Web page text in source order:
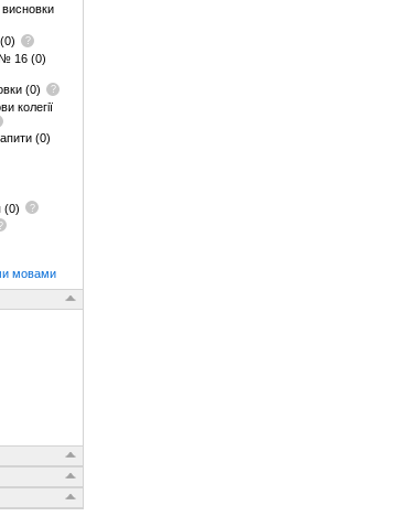
висновки
(0)
№ 16 (0)
(0)
колегії
(0)
(0)
мовами